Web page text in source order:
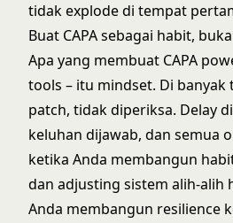
tidak explode di tempat
Buat CAPA sebagai habit,
Apa yang membuat CAPA
tools – itu mindset. Di banyak
patch, tidak diperiksa. Delay
keluhan dijawab, dan semua
ketika Anda membangun
dan adjusting sistem alih-alih
Anda membangun resilience